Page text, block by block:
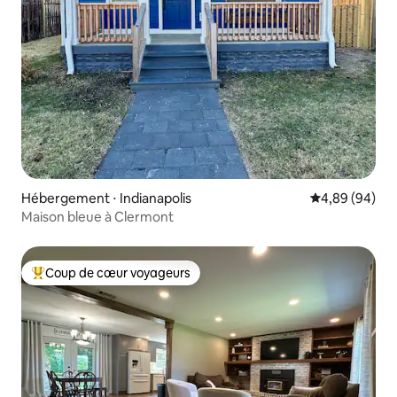
Hébergement ⋅ Indianapolis Évaluation
4,89 (94)
Maison bleue à Clermont
Coups de cœur voyageurs les plus appréciés
Coup de cœur voyageurs